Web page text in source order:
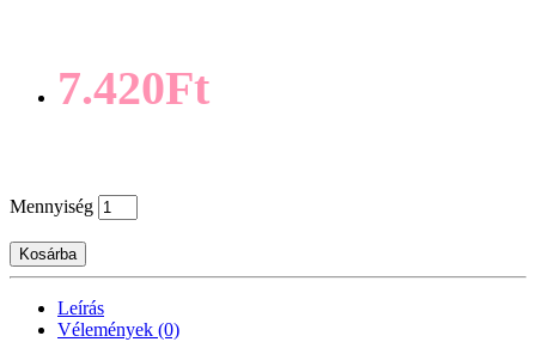
7.420Ft
Mennyiség
Kosárba
Leírás
Vélemények (0)